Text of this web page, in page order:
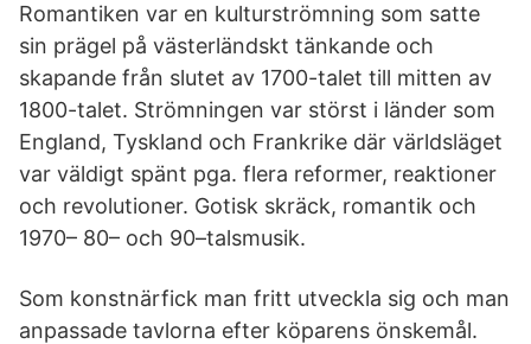
Romantiken var en kulturströmning som satte
sin prägel på västerländskt tänkande och
skapande från slutet av 1700-talet till mitten av
1800-talet. Strömningen var störst i länder som
England, Tyskland och Frankrike där världsläget
var väldigt spänt pga. flera reformer, reaktioner
och revolutioner. Gotisk skräck, romantik och
1970– 80– och 90–talsmusik.
Som konstnärfick man fritt utveckla sig och man
anpassade tavlorna efter köparens önskemål.